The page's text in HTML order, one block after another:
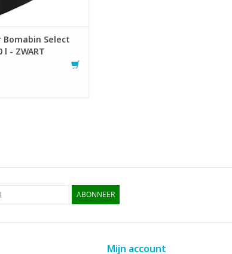
Select
- ZWART
ABONNEER
Mijn account